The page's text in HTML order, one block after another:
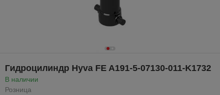
Гидроцилиндр Hyva FE A191-5-07130-011-K1732
В наличии
Розница